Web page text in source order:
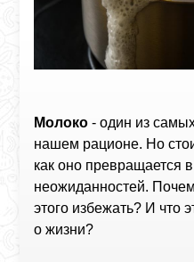
Молоко - один из
нашем рационе. Но
как оно превращается
неожиданностей.
этого избежать? И что
о жизни?